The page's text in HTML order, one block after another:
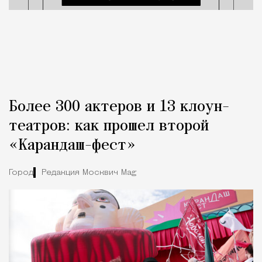
Более 300 актеров и 13 клоун-
театров: как прошел второй
«Карандаш-фест»
Город Редакция Москвич Mag